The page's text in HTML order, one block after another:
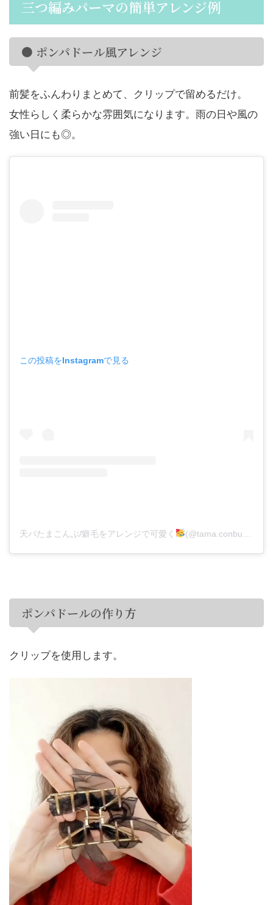
三つ編みパーマの簡単アレンジ例
● ポンパドール風アレンジ
前髪をふんわりまとめて、クリップで留めるだけ。
女性らしく柔らかな雰囲気になります。雨の日や風の
強い日にも◎。
この投稿をInstagramで見る
天パたまこんぶ/癖毛をアレンジで可愛く (@tama.conbu)がシェアした投稿
ポンパドールの作り方
クリップを使用します。